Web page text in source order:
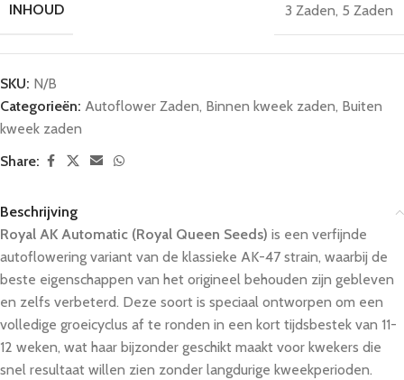
INHOUD 3 Zaden, 5 Zaden
SKU: N/B
Categorieën: Autoflower Zaden, Binnen kweek zaden, Buiten
kweek zaden
Share:
Beschrijving
Royal AK Automatic (Royal Queen Seeds) is een verfijnde
autoflowering variant van de klassieke AK-47 strain, waarbij de
beste eigenschappen van het origineel behouden zijn gebleven
en zelfs verbeterd. Deze soort is speciaal ontworpen om een
volledige groeicyclus af te ronden in een kort tijdsbestek van 11-
12 weken, wat haar bijzonder geschikt maakt voor kwekers die
snel resultaat willen zien zonder langdurige kweekperioden.